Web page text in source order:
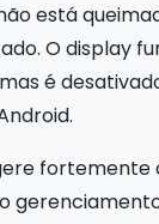
está
O display
é